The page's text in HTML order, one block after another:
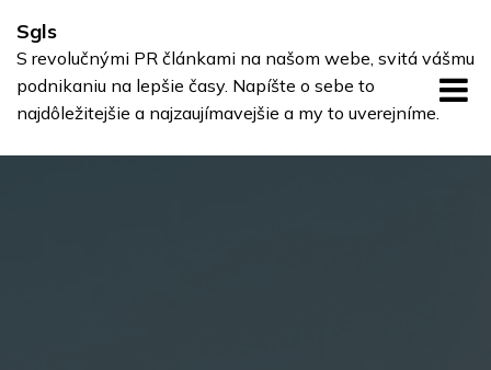
content
Sgls
S revolučnými PR článkami na našom webe, svitá vášmu
podnikaniu na lepšie časy. Napíšte o sebe to
najdôležitejšie a najzaujímavejšie a my to uverejníme.